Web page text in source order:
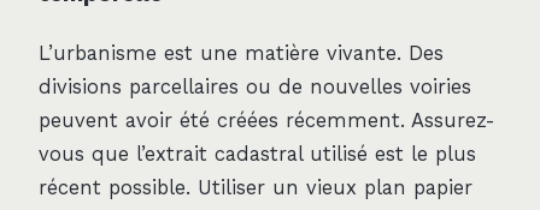
L’urbanisme est une matière vivante. Des
divisions parcellaires ou de nouvelles voiries
peuvent avoir été créées récemment. Assurez-
vous que l’extrait cadastral utilisé est le plus
récent possible. Utiliser un vieux plan papier